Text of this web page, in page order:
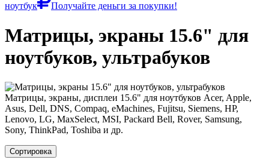
ноутбук
Получайте деньги за покупки!
Матрицы, экраны 15.6" для
ноутбуков, ультрабуков
Матрицы, экраны, дисплеи 15.6" для ноутбуков Acer, Apple,
Asus, Dell, DNS, Compaq, eMachines, Fujitsu, Siemens, HP,
Lenovo, LG, MaxSelect, MSI, Packard Bell, Rover, Samsung,
Sony, ThinkPad, Toshiba и др.
Сортировка